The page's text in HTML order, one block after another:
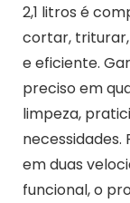
2,1 litros é
cortar,
e eficiente.
preciso em
limpeza,
necessidades.
em duas
funcional, o